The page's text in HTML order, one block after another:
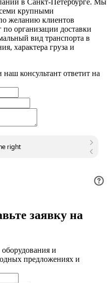
в Санкт-Петербурге. Мы
крупными
желанию клиентов
организации доставки
вид транспорта в
характера груза и
консультант ответит на
заявку на
и
предложениях и